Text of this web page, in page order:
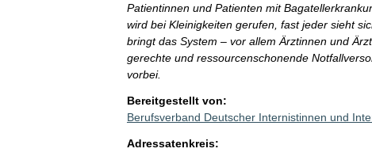
Patientinnen und Patienten mit
wird bei Kleinigkeiten gerufen, fast jeder sieht
bringt das System – vor allem Ärztinnen und
gerechte und ressourcenschonende
vorbei.
Bereitgestellt von:
Berufsverband Deutscher Internistinnen und
Adressatenkreis: